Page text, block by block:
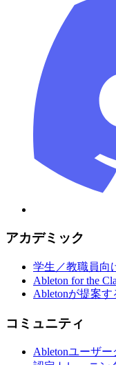
アカデミック
学生／教職員向
Ableton for the
Abletonが提案
コミュニティ
Abletonユーザ